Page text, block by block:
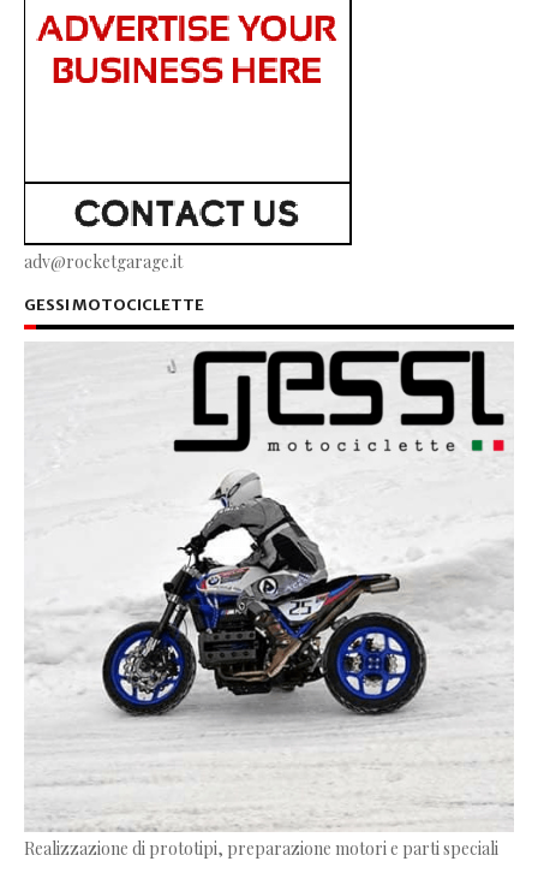
adv@rocketgarage.it
GESSI MOTOCICLETTE
Realizzazione di prototipi, preparazione motori e parti speciali